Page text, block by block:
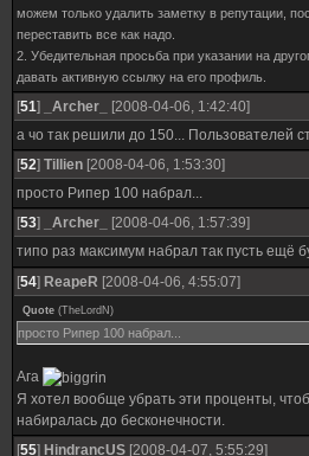
можем только удалить заметку в репутации,
переставить все как надо.
2. Убедительная просьба при указании на
давать активную ссылку на его профиль.
[51] _Archer_
[2008-04-06, 1:42:40]
а чо так решили до 150... Пользователей
[52] Tillien [2008-04-06, 1:53:30]
просто Рипер 100 набрал...
[53] _Archer_
[2008-04-06, 1:57:39]
типо раз максимум набрал так пусть ещё
[54] ReapeR [2008-04-06, 4:55:07]
Quote (TheLordN )
просто Рипер 100 набрал...
Ага
Я хотел вообще убрать эти проценты,
набиралась до бесконечности.
[55] HindrancUS [2008-04-07, 5:55:29]